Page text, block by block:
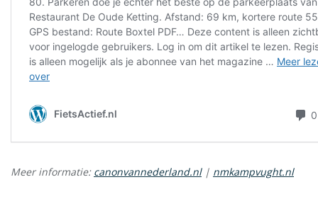
Meer informatie: canonvannederland.nl| nmkampvught.nl